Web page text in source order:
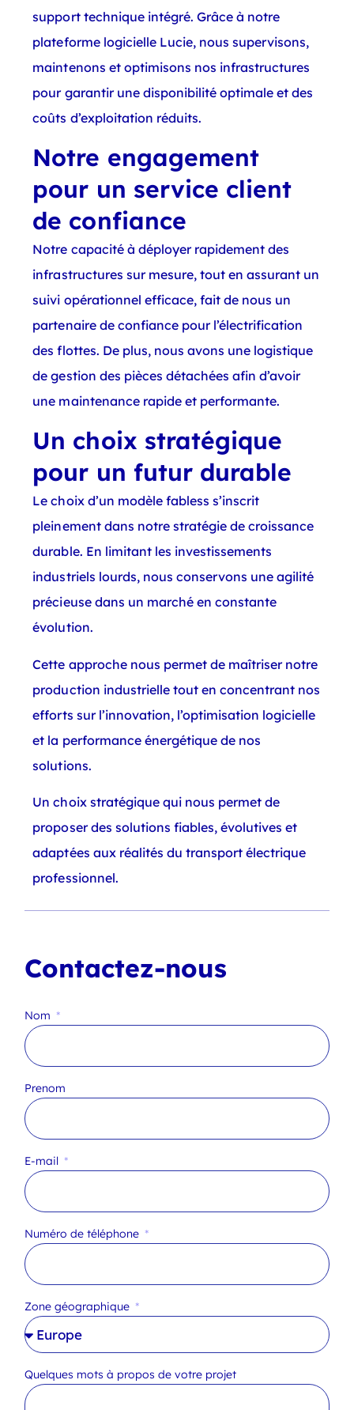
support technique intégré. Grâce à notre
plateforme logicielle Lucie, nous supervisons,
maintenons et optimisons nos infrastructures
pour garantir une disponibilité optimale et des
coûts d’exploitation réduits.
Notre engagement
pour un service client
de confiance
Notre capacité à déployer rapidement des
infrastructures sur mesure, tout en assurant un
suivi opérationnel efficace, fait de nous un
partenaire de confiance pour l’électrification
des flottes. De plus, nous avons une logistique
de gestion des pièces détachées afin d’avoir
une maintenance rapide et performante.
Un choix stratégique
pour un futur durable
Le choix d’un modèle fabless s’inscrit
pleinement dans notre stratégie de croissance
durable. En limitant les investissements
industriels lourds, nous conservons une agilité
précieuse dans un marché en constante
évolution.
Cette approche nous permet de maîtriser notre
production industrielle tout en concentrant nos
efforts sur l’innovation, l’optimisation logicielle
et la performance énergétique de nos
solutions.
Un choix stratégique qui nous permet de
proposer des solutions fiables, évolutives et
adaptées aux réalités du transport électrique
professionnel.
Contactez-nous
Nom
Prenom
E-mail
Numéro de téléphone
Zone géographique
Quelques mots à propos de votre projet